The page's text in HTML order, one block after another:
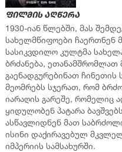
ფილმის აღწერა
1930-იან წლებში, მას
სახელმწიფოები ჩაერთნენ
სასიკვდილო კულტმა
ბრძანება,
გაენადგურებინათ
მეომრებს სჯერათ, რომ
იარაღის გარეშე, რომელიც
ყიდულობენ პატარა
ასწავლიდნენ მათ
ისინი დაქირავებულ
იმპერიის სამსახურში.